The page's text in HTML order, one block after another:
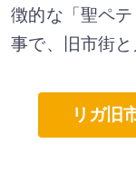
徴的な「聖ペ
事で、旧市街と
リガ旧